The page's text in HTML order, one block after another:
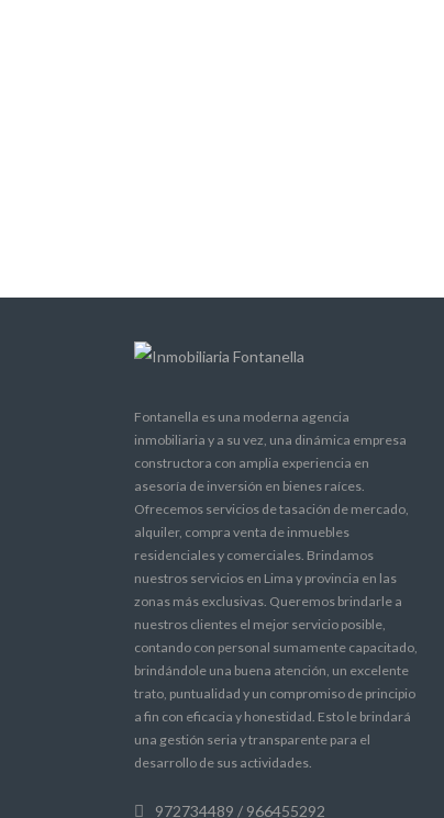
Fontanella es una moderna agencia
inmobiliaria y a su vez, una dinámica empresa
constructora con amplia experiencia en
asesoría de inversión en bienes raíces.
Ofrecemos servicios de tasación de mercado,
alquiler, compra venta de inmuebles
residenciales y comerciales. Brindamos
nuestros servicios en Lima y provincia en las
zonas más exclusivas. Queremos brindarle a
nuestros clientes el mejor servicio posible,
contando con personal sumamente capacitado,
brindándole una buena atención, un excelente
trato, puntualidad y un compromiso de principio
a fin con eficacia y honestidad. Esto le brindará
una gestión seria y transparente para el
desarrollo de sus actividades.
972734489 / 966455292